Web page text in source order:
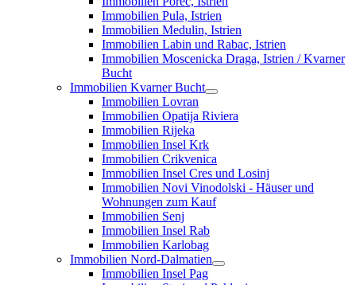
Immobilien Pula, Istrien
Immobilien Medulin, Istrien
Immobilien Labin und Rabac, Istrien
Immobilien Moscenicka Draga, Istrien / Kvarner
Bucht
Immobilien Kvarner Bucht
Immobilien Lovran
Immobilien Opatija Riviera
Immobilien Rijeka
Immobilien Insel Krk
Immobilien Crikvenica
Immobilien Insel Cres und Losinj
Immobilien Novi Vinodolski - Häuser und
Wohnungen zum Kauf
Immobilien Senj
Immobilien Insel Rab
Immobilien Karlobag
Immobilien Nord-Dalmatien
Immobilien Insel Pag